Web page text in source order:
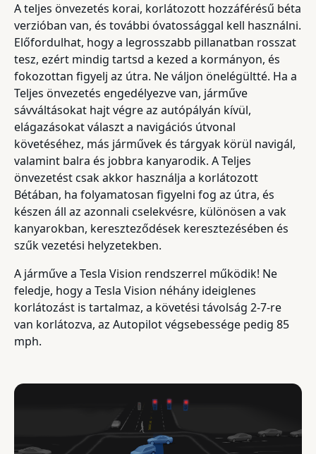
A teljes önvezetés korai, korlátozott hozzáférésű béta
verzióban van, és további óvatossággal kell használni.
Előfordulhat, hogy a legrosszabb pillanatban rosszat
tesz, ezért mindig tartsd a kezed a kormányon, és
fokozottan figyelj az útra. Ne váljon önelégültté. Ha a
Teljes önvezetés engedélyezve van, járműve
sávváltásokat hajt végre az autópályán kívül,
elágazásokat választ a navigációs útvonal
követéséhez, más járművek és tárgyak körül navigál,
valamint balra és jobbra kanyarodik. A Teljes
önvezetést csak akkor használja a korlátozott
Bétában, ha folyamatosan figyelni fog az útra, és
készen áll az azonnali cselekvésre, különösen a vak
kanyarokban, kereszteződések keresztezésében és
szűk vezetési helyzetekben.
A járműve a Tesla Vision rendszerrel működik! Ne
feledje, hogy a Tesla Vision néhány ideiglenes
korlátozást is tartalmaz, a követési távolság 2-7-re
van korlátozva, az Autopilot végsebessége pedig 85
mph.